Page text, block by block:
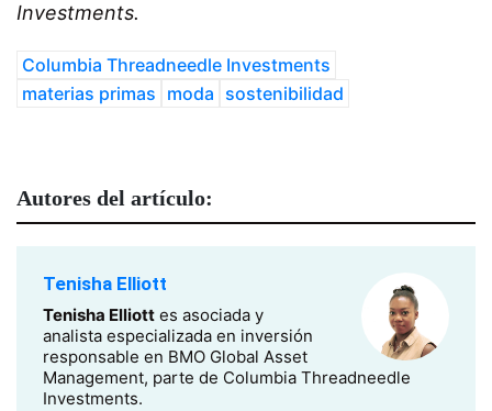
Investments.
Columbia Threadneedle Investments
materias primas moda sostenibilidad
Autores del artículo:
Tenisha Elliott
Tenisha Elliott es asociada y
analista especializada en inversión
responsable en BMO Global Asset
Management, parte de Columbia Threadneedle
Investments.